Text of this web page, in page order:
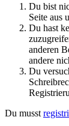
Du bist
Seite aus
Du hast
anderen
andere
Du
Du musst